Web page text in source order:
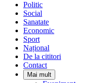
Politic
Social
Sanatate
Economic
Sport
Național
De la cititori
Contact
Mai mult